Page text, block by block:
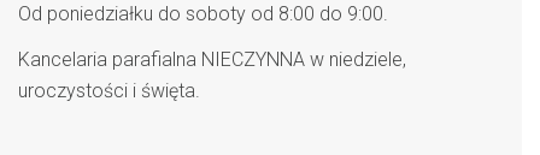
Od poniedziałku do soboty od 8:00 do 9:00.
Kancelaria parafialna NIECZYNNA w niedziele,
uroczystości i święta.